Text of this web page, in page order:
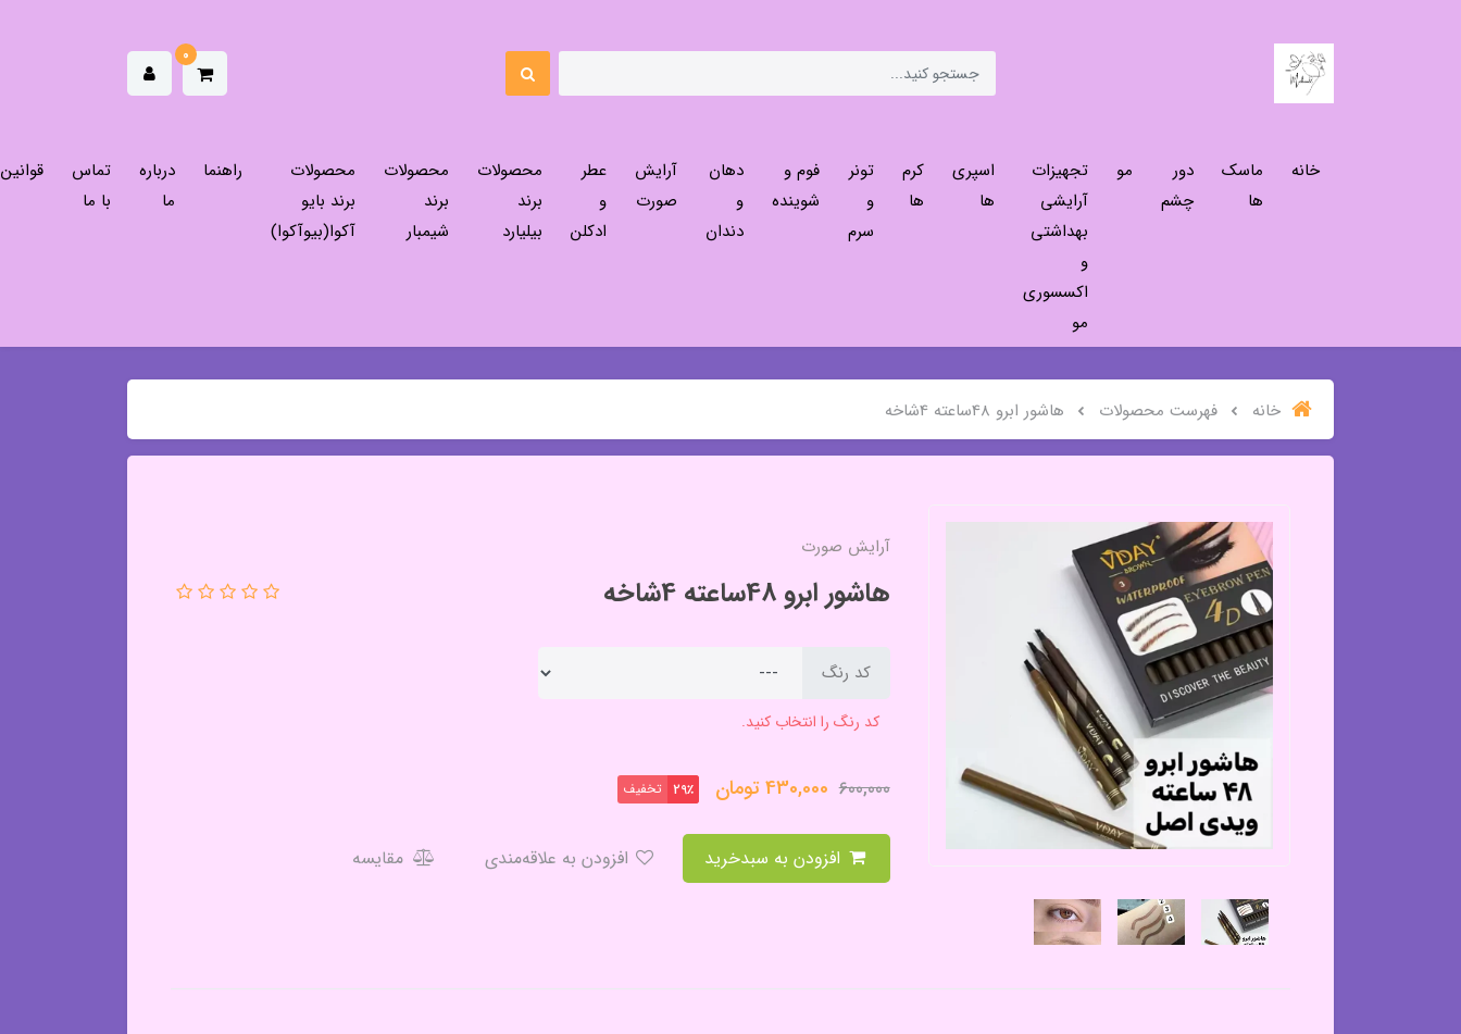
0
خانه
ماسک
ها
دور
چشم
مو
تجهیزات
آرایشی
بهداشتی
و
اکسسوری
مو
اسپری
ها
کرم
ها
تونر
و
سرم
فوم و
شوینده
دهان
و
دندان
آرایش
صورت
عطر
و
ادکلن
محصولات
برند
بیلیارد
محصولات
برند
شیمبار
محصولات
برند بایو
آکوا(بیوآکوا)
راهنما
درباره
ما
تماس
با ما
قوانین
خانه فهرست محصولات هاشور ابرو 48ساعته 4شاخه
آرایش صورت
هاشور ابرو 48ساعته 4شاخه
کد رنگ
کد رنگ را انتخاب کنید.
600,000
430,000تومان 29٪ تخفیف
مقایسه